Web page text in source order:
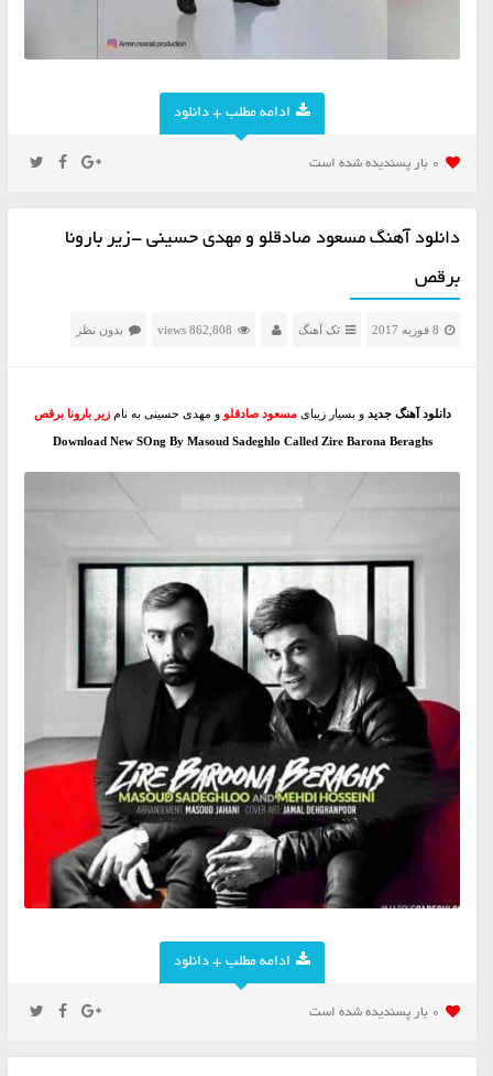
ادامه مطلب + دانلود
0 بار پسنديده شده است
دانلود آهنگ مسعود صادقلو و مهدی حسینی -زیر بارونا
برقص
8 فوریه 2017 تک آهنگ 862,808 views بدون نظر
دانلود آهنگ جدید و بسیار زیبای مسعود صادقلو و مهدی حسینی به نام زیر بارونا برقص
Download New SOng By Masoud Sadeghlo Called Zire Barona Beraghs
ادامه مطلب + دانلود
0 بار پسنديده شده است